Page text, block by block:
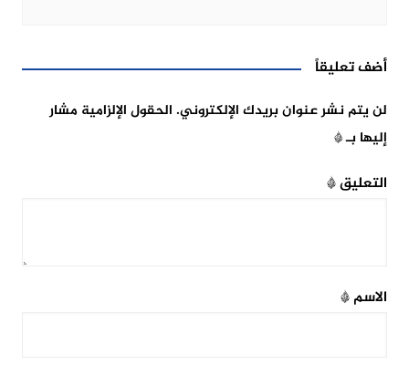
أضف تعليقاً
لن يتم نشر عنوان بريدك الإلكتروني. الحقول الإلزامية مشار
إليها بـ*
التعليق*
الاسم*